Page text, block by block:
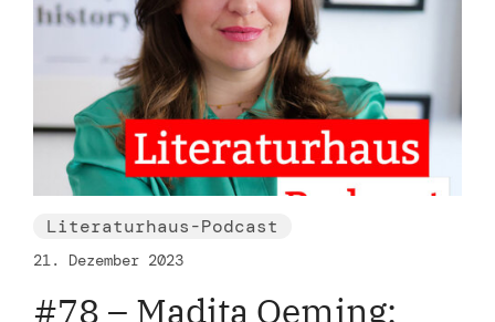
Literaturhaus-Podcast
21. Dezember 2023
#78 – Madita Oeming: